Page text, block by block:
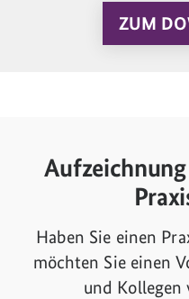
ZUM
Haben Sie einen
möchten Sie einen
und Kollegen